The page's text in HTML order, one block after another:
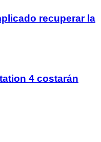
recuperar la
4 costarán